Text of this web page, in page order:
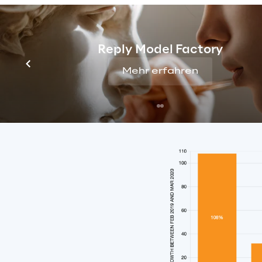
Reply Model Factory
Mehr erfahren
Ein
Die folgende Grafik
verzeichnet oder